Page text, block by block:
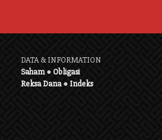
DATA & INFORMATION
Saham●Obligasi
Reksa Dana●Indeks